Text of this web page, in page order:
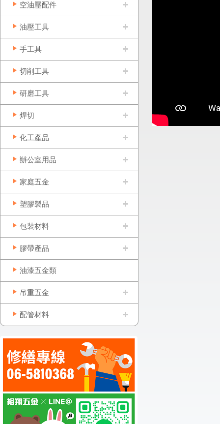
空油壓配件
油壓工具
手工具
切削工具
研磨工具
焊切
化工產品
辦公室用品
家庭五金
塑膠製品
包裝材料
膠帶產品
油漆五金類
吊重五金
配管材料